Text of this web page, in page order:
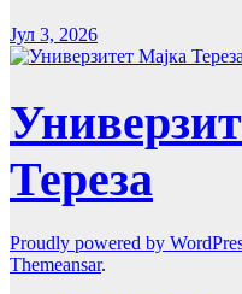
Јул 3, 2026
Тереза
Proudly powered by
Themeansar.